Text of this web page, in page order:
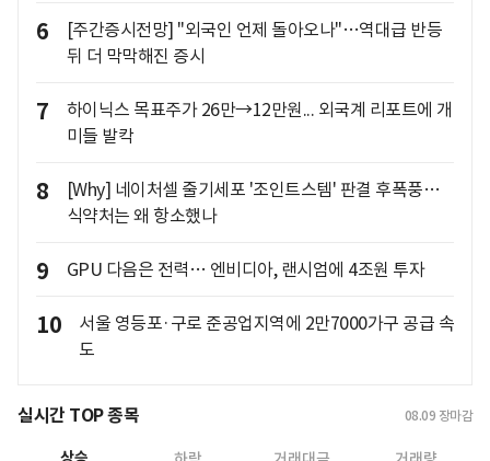
6
[주간증시전망] "외국인 언제 돌아오나"…역대급 반등
뒤 더 막막해진 증시
7
하이닉스 목표주가 26만→12만원... 외국계 리포트에 개
미들 발칵
8
[Why] 네이처셀 줄기세포 '조인트스템' 판결 후폭풍…
식약처는 왜 항소했나
9 GPU 다음은 전력… 엔비디아, 랜시엄에 4조원 투자
10
서울 영등포·구로 준공업지역에 2만7000가구 공급 속
도
실시간 TOP 종목 08.09 장마감